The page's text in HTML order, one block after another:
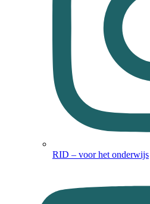
RID – voor het onderwijs